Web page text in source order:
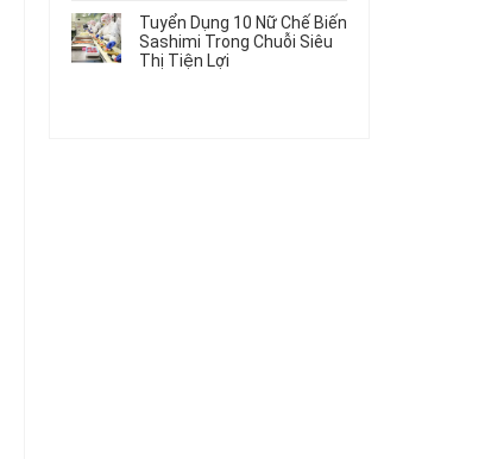
Việc
Làm
Nhật
2024
Tuyển
Dụng
20
Nữ
có
bình
luận
ở
Tuyển Dụng 10 Nữ Chế Biến
Sashimi Trong Chuỗi Siêu
Thị Tiện Lợi